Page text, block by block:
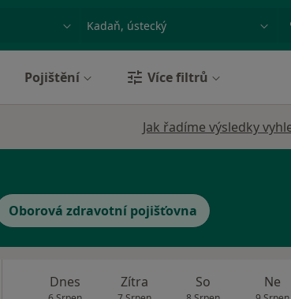
nebo příjmení Město nebo region
Pojištění Více filtrů
Jak řadíme výsledky
Oborová zdravotní pojišťovna
Dnes Zítra So Ne